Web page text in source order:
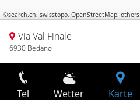
©search.ch, swisstopo, OpenStreetMap, others
Via Val Finale
6930 Bedano
Tel Wetter Karte